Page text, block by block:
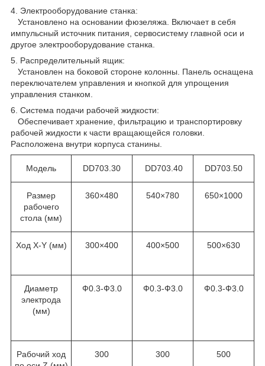
4. Электрооборудование станка:
Установлено на основании фюзеляжа. Включает в себя
импульсный источник питания, сервосистему главной оси и
другое электрооборудование станка.
5. Распределительный ящик:
Установлен на боковой стороне колонны. Панель оснащена
переключателем управления и кнопкой для упрощения
управления станком.
6. Система подачи рабочей жидкости:
Обеспечивает хранение, фильтрацию и транспортировку
рабочей жидкости к части вращающейся головки.
Расположена внутри корпуса станины.
Модель DD703.30 DD703.40 DD703.50
Размер
рабочего
стола (мм)
360×480 540×780 650×1000
Ход X-Y (мм) 300×400 400×500 500×630
Диаметр
электрода
(мм)
Ф0.3-Ф3.0 Ф0.3-Ф3.0 Ф0.3-Ф3.0
Рабочий ход
300 300 500